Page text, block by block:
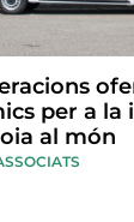
per a la
al món